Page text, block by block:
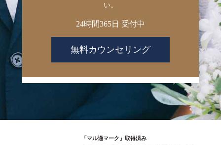
い。
24時間365日 受付中
無料カウンセリング
「マル適マーク」取得済み